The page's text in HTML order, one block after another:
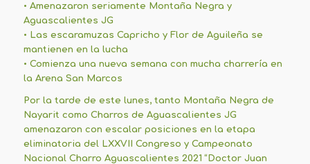
• Amenazaron seriamente Montaña Negra y
Aguascalientes JG
• Las escaramuzas Capricho y Flor de Aguileña se
mantienen en la lucha
• Comienza una nueva semana con mucha charrería en
la Arena San Marcos
Por la tarde de este lunes, tanto Montaña Negra de
Nayarit como Charros de Aguascalientes JG
amenazaron con escalar posiciones en la etapa
eliminatoria del LXXVII Congreso y Campeonato
Nacional Charro Aguascalientes 2021 “Doctor Juan